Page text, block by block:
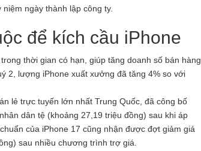
ngày thành lập công ty.
để kích cầu iPhone
thời gian có hạn, giúp tăng doanh số bán hàng
2, lượng iPhone xuất xưởng đã tăng 4% so với
lẻ trực tuyến lớn nhất Trung Quốc, đã công bố
dân tệ (khoảng 27,19 triệu đồng) sau khi áp
của iPhone 17 cũng nhận được đợt giảm giá
sau nhiều chương trình trợ giá.